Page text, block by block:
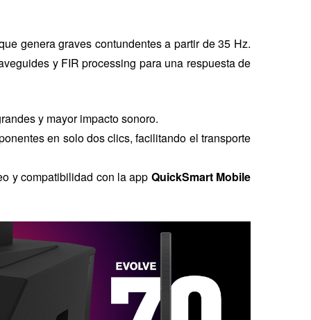
genera graves contundentes a partir de 35 Hz.
y FIR processing para una respuesta de
y mayor impacto sonoro.
en solo dos clics, facilitando el transporte
y compatibilidad con la app QuickSmart Mobile